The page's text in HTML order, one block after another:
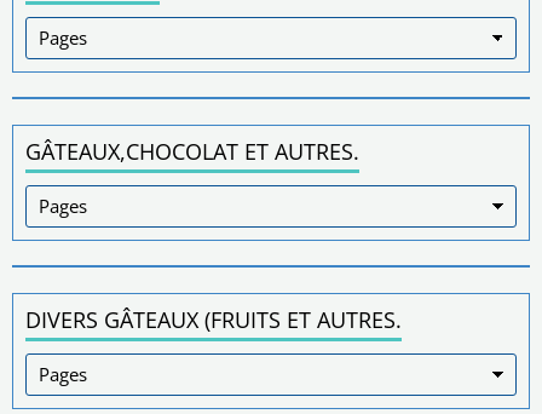
GÂTEAUX,CHOCOLAT ET AUTRES.
DIVERS GÂTEAUX (FRUITS ET AUTRES.